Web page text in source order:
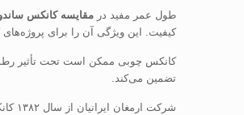
طول عمر مفید در مقایسه کانکس
کیفیت. این ویژگی آن را برای
کانکس چوبی ممکن است تحت تأثیر
تضمین می‌کند.